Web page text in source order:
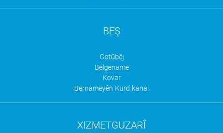
BEŞ
Gotûbêj
Belgename
Kovar
Bernameyên Kurd kanal
XIZMETGUZARÎ